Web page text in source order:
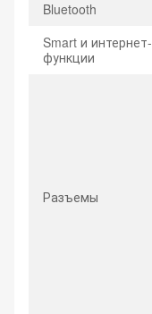
Bluetooth
Smart и интернет-
функции
Разъемы